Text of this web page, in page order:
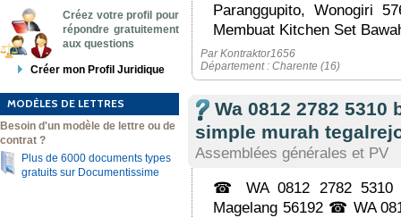
Créez votre profil pour
répondre gratuitement
aux questions
Créer mon Profil Juridique
MODÈLES DE LETTRES
Besoin d'un modèle de lettre ou de
contrat ?
Plus de 6000 documents types
gratuits sur Documentissime
Paranggupito, Wonogiri
Membuat Kitchen Set
Par Kontraktor1656
Département : Charente (16)
Wa 0812 2782
simple murah
Assemblées générales et PV
☎ WA 0812 2782 5310
Magelang 56192 ☎ WA